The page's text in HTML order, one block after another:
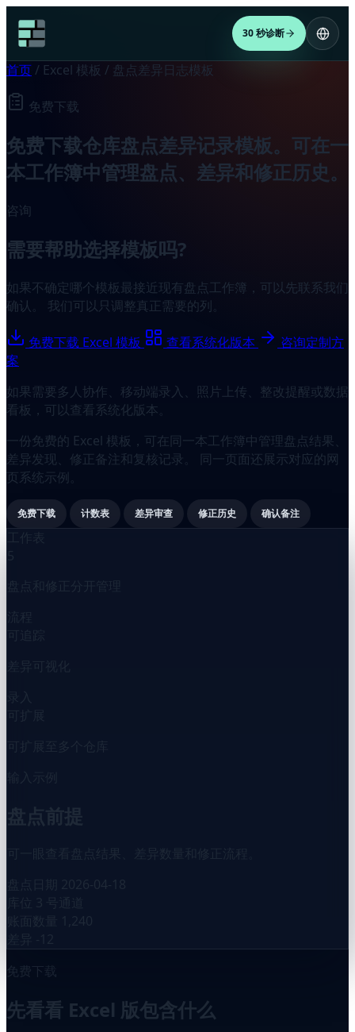
30 秒诊断
首页 / Excel 模板 / 盘点差异日志模板
免费下载
免费下载仓库盘点差异记录模板。可在一
本工作簿中管理盘点、差异和修正历史。
咨询
需要帮助选择模板吗?
如果不确定哪个模板最接近现有盘点工作簿，可以先联系我们
确认。 我们可以只调整真正需要的列。
免费下载 Excel 模板 查看系统化版本
咨询定制方
案
如果需要多人协作、移动端录入、照片上传、整改提醒或数据
看板，可以查看系统化版本。
一份免费的 Excel 模板，可在同一本工作簿中管理盘点结果、
差异发现、修正备注和复核记录。 同一页面还展示对应的网
页系统示例。
免费下载 计数表 差异审查 修正历史 确认备注
工作表
5
盘点和修正分开管理
流程
可追踪
差异可视化
可扩展至多个仓库
输入示例
盘点前提
2026-04-18
库位
3 号通道
1,240
-12
免费下载
先看看 Excel 版包含什么